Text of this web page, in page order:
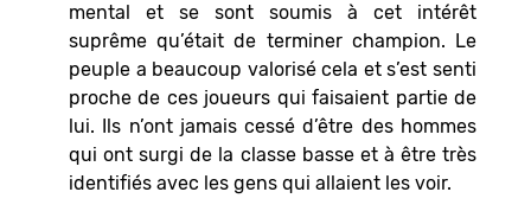
mental et se sont soumis à cet intérêt
suprême qu’était de terminer champion. Le
peuple a beaucoup valorisé cela et s’est senti
proche de ces joueurs qui faisaient partie de
lui. Ils n’ont jamais cessé d’être des hommes
qui ont surgi de la classe basse et à être très
identifiés avec les gens qui allaient les voir.